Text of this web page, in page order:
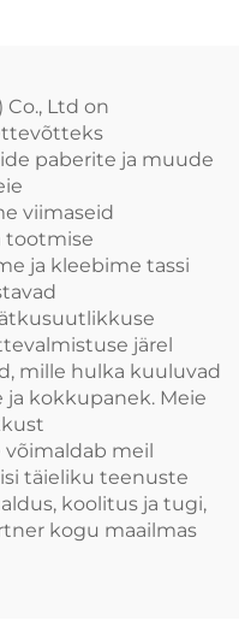
Ltd on
paberite ja muude
viimaseid
tootmise
ja kleebime tassi
järel
mille hulka kuuluvad
kokkupanek. Meie
meil
täieliku teenuste
koolitus ja tugi,
kogu maailmas